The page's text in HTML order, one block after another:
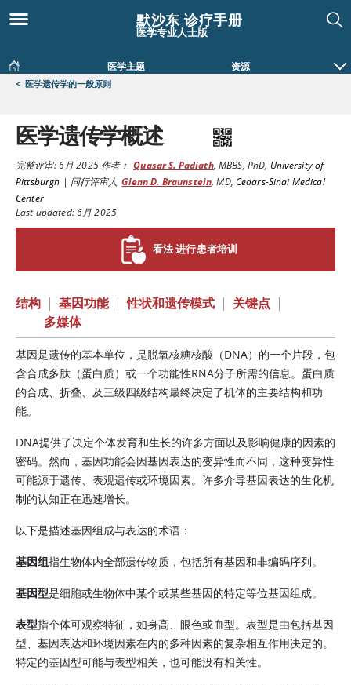
默沙东 诊疗手册
医学专业人士版
医学主题 资源
< 医学遗传学的一般原则
医学遗传学概述
完整评审:6月 2025作者： Quasar S. Padiath, MBBS, PhD, University of
Pittsburgh | 同行评审人 Glenn D. Braunstein,MD, Cedars-Sinai Medical
Center
Last updated: 6月 2025
看法 进行患者培训
结构 | 基因功能 | 性状和遗传模式 | 关键点 |
多媒体
基因是遗传的基本单位，是脱氧核糖核酸（DNA）的一个片段，包
含合成多肽（蛋白质）或一个功能性RNA分子所需的信息。蛋白质
的合成、折叠、及三级四级结构最终决定了机体的主要结构和功
能。
DNA提供了决定个体发育和生长的许多方面以及影响健康的因素的
密码。然而，基因功能会因基因表达的变异性而不同，这种变异性
可能源于遗传、表观遗传或环境因素。许多介导基因表达的生化机
制的认知正在迅速增长。
以下是描述基因组成与表达的术语：
基因组指生物体内全部遗传物质，包括所有基因和非编码序列。
基因型是细胞或生物体中某个或某些基因的特定等位基因组成。
表型指个体可观察特征，如身高、眼色或血型。表型是由包括基因
型、基因表达和环境因素在内的多种因素的复杂相互作用决定的。
特定的基因型可能与表型相关，也可能没有相关性。